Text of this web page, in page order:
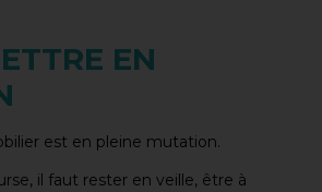
EN
est en pleine mutation.
il faut rester en veille, être à